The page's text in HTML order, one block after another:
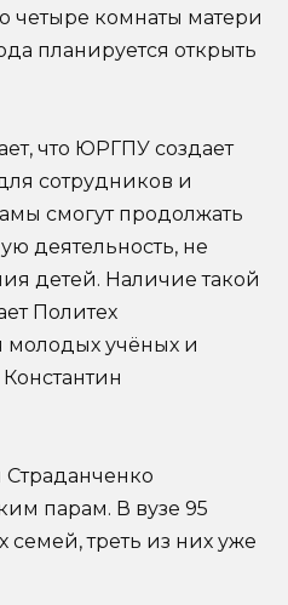
четыре комнаты матери
планируется открыть
что ЮРГПУ создает
сотрудников и
смогут продолжать
деятельность, не
детей. Наличие такой
Политех
молодых учёных и
парам. В вузе 95
семей, треть из них уже